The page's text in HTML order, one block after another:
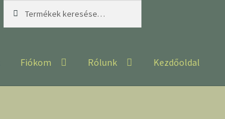
Fiókom Rólunk Kezdőoldal